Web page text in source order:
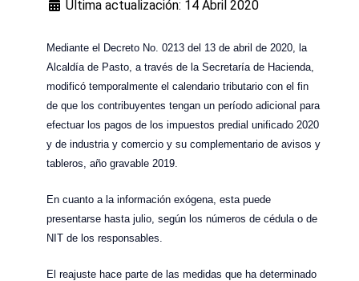
Última actualización: 14 Abril 2020
Mediante el Decreto No. 0213 del 13 de abril de 2020, la
Alcaldía de Pasto, a través de la Secretaría de Hacienda,
modificó temporalmente el calendario tributario con el fin
de que los contribuyentes tengan un período adicional para
efectuar los pagos de los impuestos predial unificado 2020
y de industria y comercio y su complementario de avisos y
tableros, año gravable 2019.
En cuanto a la información exógena, esta puede
presentarse hasta julio, según los números de cédula o de
NIT de los responsables.
El reajuste hace parte de las medidas que ha determinado